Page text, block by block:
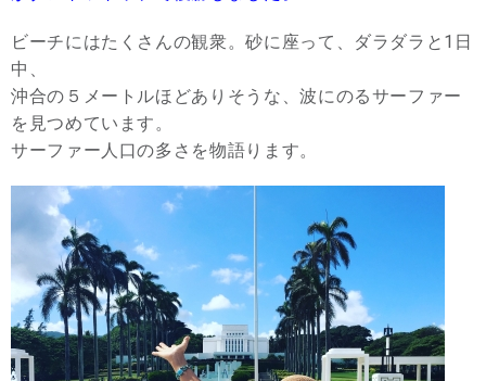
ビーチにはたくさんの観衆。砂に座って、ダラダラと1日
中、
沖合の５メートルほどありそうな、波にのるサーファー
を見つめています。
サーファー人口の多さを物語ります。